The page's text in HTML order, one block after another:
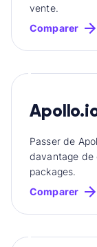
vente.
Comparer
Passer de
davantage de
packages.
Comparer